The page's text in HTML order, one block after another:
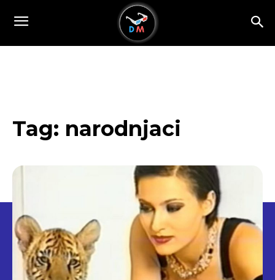
Tag: narodnjaci